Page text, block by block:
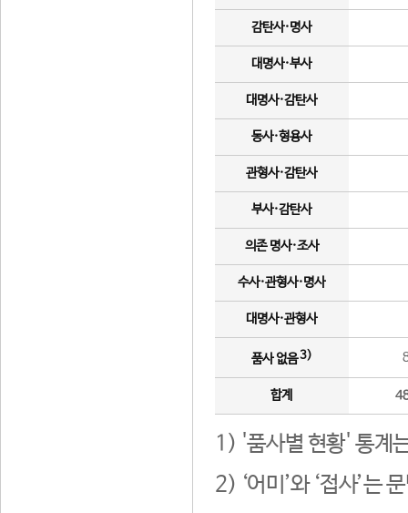
감탄사·명사
대명사·부사
대명사·감탄사
동사·형용사
관형사·감탄사
부사·감탄사
의존 명사·조사
수사·관형사·명사
대명사·관형사
품사 없음3)
합계
1) '품사별 현황' 통계
2) ‘어미’와 ‘접사’는